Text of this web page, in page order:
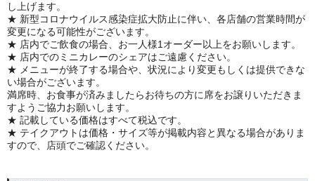
し上げます。
★ 新型コロナウイルス感染症拡大防止に伴い、各店舗の営業時間が
変更になる可能性がございます。
★ 店内でご飲食の場合、お一人様1オーダー以上をお願いします。
★ 店内でのミニカレーのシェアはご遠慮ください。
★ メニューが終了する場合や、状況により変更もしくは提供できな
い場合がございます。
満席時、お食事が済みましたらお待ちの方に席をお譲りいただきま
すようご協力お願いします。
★ 記載している価格はすべて税込です。
★ テイクアウトは価格・サイズ等が掲載内容と異なる場合がありま
すので、店頭でご確認ください。